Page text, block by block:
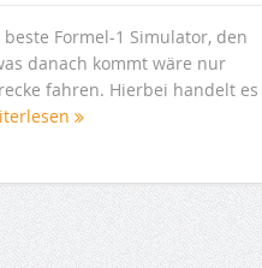
Formel-1 Simulator, den
danach kommt wäre nur
fahren. Hierbei handelt es